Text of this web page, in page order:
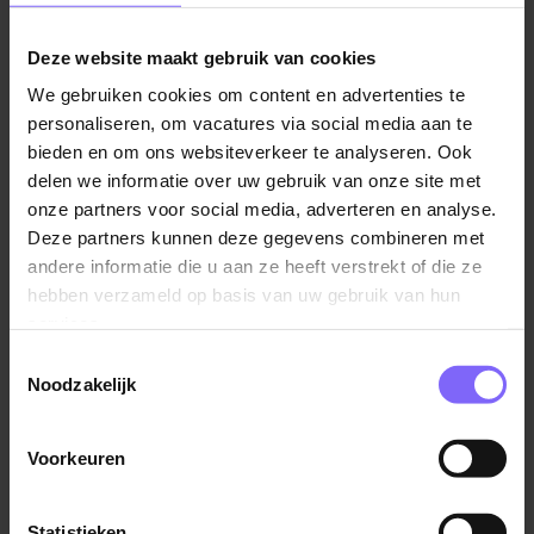
Deze website maakt gebruik van cookies
We gebruiken cookies om content en advertenties te
personaliseren, om vacatures via social media aan te
bieden en om ons websiteverkeer te analyseren. Ook
delen we informatie over uw gebruik van onze site met
onze partners voor social media, adverteren en analyse.
Deze partners kunnen deze gegevens combineren met
andere informatie die u aan ze heeft verstrekt of die ze
hebben verzameld op basis van uw gebruik van hun
Noodzakelijk
Voorkeuren
Talentmanagement en Organisatorisch Leiderschap
duidelijk beeld zijn van waar je voor staat en waar
je heen wilt als bedrijf om nieuw talent aan te
trekken.In een interview met HRM Barometer
vertelt ze dat dit de basis, waarna je op zoek gaat
naar mensen die passen bij dat toekomstbeeld.
Het hoge aantal vacatures bij bedrijven is niks nieuws,
maar ook verloop en verzuim is een actueel
probleem. Ze denkt daar het volgende over: “Daar
kun je op verschillende manieren naar kijken. Je kunt
denken dat externe factoren dit veroorzaken. Denk
aan een slechte markt, een ongunstige locatie of de
Welke rol speelt de organisatie? Zijn er wel leuke
collega’s? Zijn de processen goed ingericht? De
manier waarop je denkt over een probleem is veel